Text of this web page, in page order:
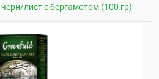
лист с бергамотом (100 гр)